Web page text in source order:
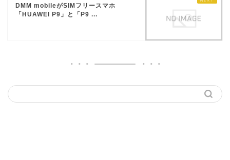
DMM mobileがSIMフリースマホ
「HUAWEI P9」と「P9 ...